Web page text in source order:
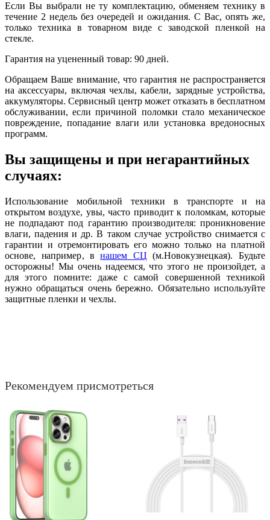
Если Вы выбрали не ту комплектацию, обменяем технику в
течение 2 недель без очередей и ожидания. С Вас, опять же,
только техника в товарном виде с заводской пленкой на
стекле.
Гарантия на уцененный товар: 90 дней.
Обращаем Ваше внимание, что гарантия не распространяется
на аксессуары, включая чехлы, кабели, зарядные устройства,
аккумуляторы. Сервисный центр может отказать в бесплатном
обслуживании, если причиной поломки стало механическое
повреждение, попадание влаги или установка вредоносных
программ.
Вы защищены и при негарантийных
случаях:
Использование мобильной техники в транспорте и на
открытом воздухе, увы, часто приводит к поломкам, которые
не подпадают под гарантию производителя: проникновение
влаги, падения и др. В таком случае устройство снимается с
гарантии и отремонтировать его можно только на платной
основе, например, внашем СЦ (м.Новокузнецкая). Будьте
осторожны! Мы очень надеемся, что этого не произойдет, а
для этого помните: даже с самой совершенной техникой
нужно обращаться очень бережно. Обязательно используйте
защитные пленки и чехлы.
Рекомендуем присмотреться